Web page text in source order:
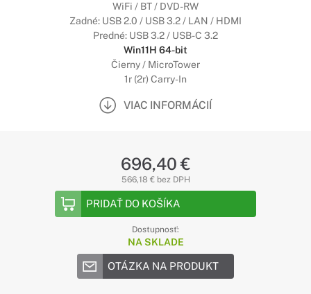
WiFi / BT / DVD-RW
Zadné: USB 2.0 / USB 3.2 / LAN / HDMI
Predné: USB 3.2 / USB-C 3.2
Win11H 64-bit
Čierny / MicroTower
1r (2r) Carry-In
VIAC INFORMÁCIÍ
696,40 €
566,18 € bez DPH
PRIDAŤ DO KOŠÍKA
Dostupnosť:
NA SKLADE
OTÁZKA NA PRODUKT